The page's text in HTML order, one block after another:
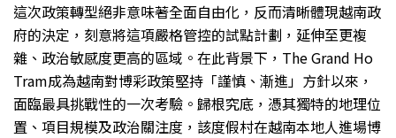
這次政策轉型絕非意味著全面自由化，反而清晰體現越南政
府的決定，刻意將這項嚴格管控的試點計劃，延伸至更複
雜、政治敏感度更高的區域。在此背景下，The Grand Ho
Tram成為越南對博彩政策堅持「謹慎、漸進」方針以來，
面臨最具挑戰性的一次考驗。歸根究底，憑其獨特的地理位
置、項目規模及政治關注度，該度假村在越南本地人進場博